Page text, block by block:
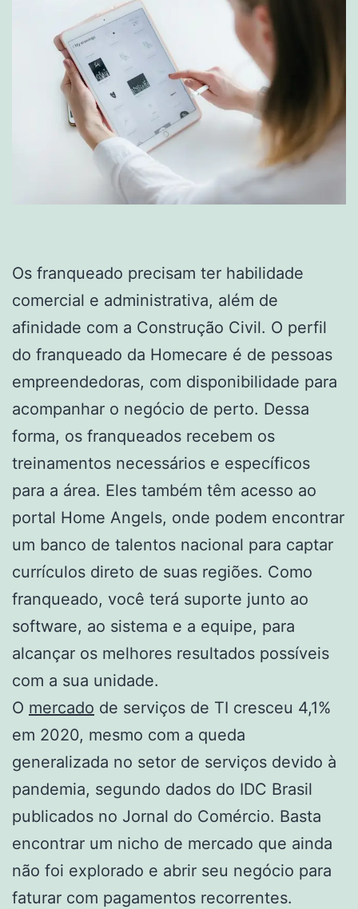
Os franqueado precisam ter habilidade
comercial e administrativa, além de
afinidade com a Construção Civil. O perfil
do franqueado da Homecare é de pessoas
empreendedoras, com disponibilidade para
acompanhar o negócio de perto. Dessa
forma, os franqueados recebem os
treinamentos necessários e específicos
para a área. Eles também têm acesso ao
portal Home Angels, onde podem encontrar
um banco de talentos nacional para captar
currículos direto de suas regiões. Como
franqueado, você terá suporte junto ao
software, ao sistema e a equipe, para
alcançar os melhores resultados possíveis
com a sua unidade.
O mercado de serviços de TI cresceu 4,1%
em 2020, mesmo com a queda
generalizada no setor de serviços devido à
pandemia, segundo dados do IDC Brasil
publicados no Jornal do Comércio. Basta
encontrar um nicho de mercado que ainda
não foi explorado e abrir seu negócio para
faturar com pagamentos recorrentes.